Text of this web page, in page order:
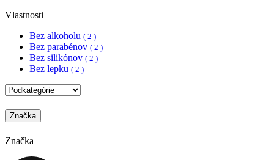
Vlastnosti
Bez alkoholu ( 2 )
Bez parabénov ( 2 )
Bez silikónov ( 2 )
Bez lepku ( 2 )
Značka
Značka